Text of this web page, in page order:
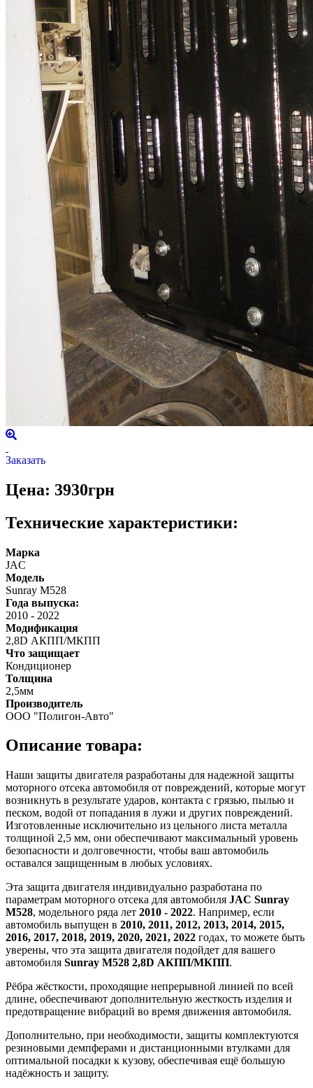
Заказать
Цена: 3930грн
Технические характеристики:
Марка
JAC
Модель
Sunray M528
Года выпуска:
2010 - 2022
Модификация
2,8D АКПП/МКПП
Что защищает
Кондиционер
Толщина
2,5мм
Производитель
ООО "Полигон-Авто"
Описание товара:
Наши защиты двигателя разработаны для надежной защиты
моторного отсека автомобиля от повреждений, которые могут
возникнуть в результате ударов, контакта с грязью, пылью и
песком, водой от попадания в лужи и других повреждений.
Изготовленные исключительно из цельного листа металла
толщиной 2,5 мм, они обеспечивают максимальный уровень
безопасности и долговечности, чтобы ваш автомобиль
оставался защищенным в любых условиях.
Эта защита двигателя индивидуально разработана по
параметрам моторного отсека для автомобиля JAC Sunray
M528, модельного ряда лет 2010 - 2022. Например, если
автомобиль выпущен в 2010, 2011, 2012, 2013, 2014, 2015,
2016, 2017, 2018, 2019, 2020, 2021, 2022 годах, то можете быть
уверены, что эта защита двигателя подойдет для вашего
автомобиля Sunray M528 2,8D АКПП/МКПП.
Рёбра жёсткости, проходящие непрерывной линией по всей
длине, обеспечивают дополнительную жесткость изделия и
предотвращение вибраций во время движения автомобиля.
Дополнительно, при необходимости, защиты комплектуются
резиновыми демпферами и дистанционными втулками для
оптимальной посадки к кузову, обеспечивая ещё большую
надёжность и защиту.